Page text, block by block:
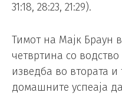
31:18, 28:23, 21:29).
Тимот на Мајк Браун
четвртина со
изведба во втората и
домашните успеаја